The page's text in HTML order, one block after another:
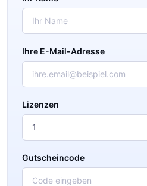
Ihre E-Mail-Adresse
Lizenzen
Gutscheincode